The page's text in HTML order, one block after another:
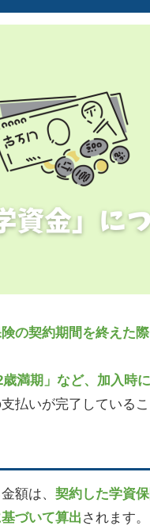
の契約期間を終えた
歳満期」など、加入時
払いが完了しているこ
額は、 契約した学資
づいて算出 されます。